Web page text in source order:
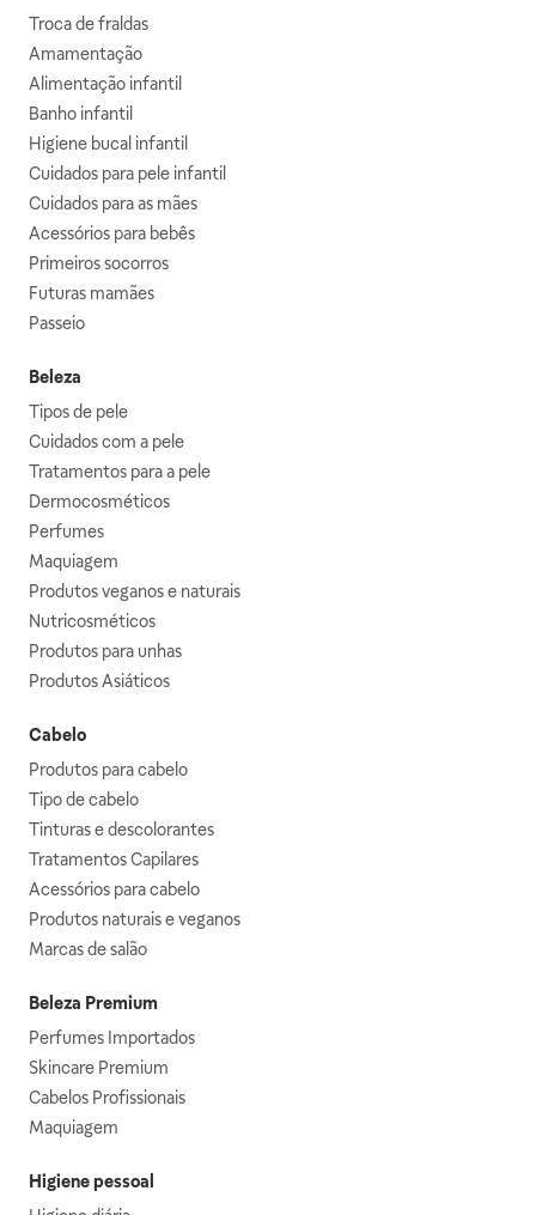
Troca de fraldas
Amamentação
Alimentação infantil
Banho infantil
Higiene bucal infantil
Cuidados para pele infantil
Cuidados para as mães
Acessórios para bebês
Primeiros socorros
Futuras mamães
Passeio
Beleza
Tipos de pele
Cuidados com a pele
Tratamentos para a pele
Dermocosméticos
Perfumes
Maquiagem
Produtos veganos e naturais
Nutricosméticos
Produtos para unhas
Produtos Asiáticos
Cabelo
Produtos para cabelo
Tipo de cabelo
Tinturas e descolorantes
Tratamentos Capilares
Acessórios para cabelo
Produtos naturais e veganos
Marcas de salão
Beleza Premium
Perfumes Importados
Skincare Premium
Cabelos Profissionais
Maquiagem
Higiene pessoal